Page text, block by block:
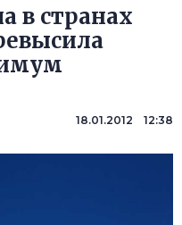
в странах
18.01.2012 12:38